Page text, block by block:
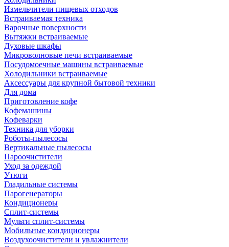
Измельчители пищевых отходов
Встраиваемая техника
Варочные поверхности
Вытяжки встраиваемые
Духовые шкафы
Микроволновые печи встраиваемые
Посудомоечные машины встраиваемые
Холодильники встраиваемые
Аксессуары для крупной бытовой техники
Для дома
Приготовление кофе
Кофемашины
Кофеварки
Техника для уборки
Роботы-пылесосы
Вертикальные пылесосы
Пароочистители
Уход за одеждой
Утюги
Гладильные системы
Парогенераторы
Кондиционеры
Сплит-системы
Мульти сплит-системы
Мобильные кондиционеры
Воздухоочистители и увлажнители